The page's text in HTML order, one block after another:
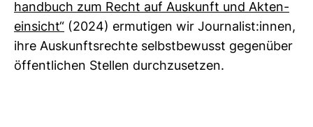
hand­buch zum Recht auf Aus­kunft und Akten­
ein­sicht“ (2024) ermu­tigen wir Jour­na­list:innen,
ihre Aus­kunfts­rechte selbst­be­wusst gegen­über
öffent­li­chen Stellen durch­zu­setzen.